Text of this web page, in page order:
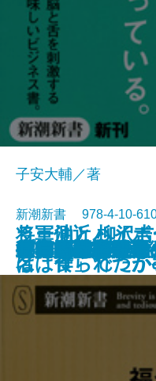
公安は誰をマ
新・堕落論―我
「おひとりさ
ディズニーラ
都市住民のため
生物学的文明論
オバマも救え
まいにち富士山
復興の精神
ラー油とハイ
は「食」でつ
子安大輔／著
新潮新書 978-4-10-
新書電子書籍あり
将軍側近 柳沢
名は作られた
喜婚男と避婚男
マイ仏教
日本人の叡智
世界の宗教が
がんの練習帳
政権交代の悪夢
日本語教室
サービスの達
プロ野球解説者